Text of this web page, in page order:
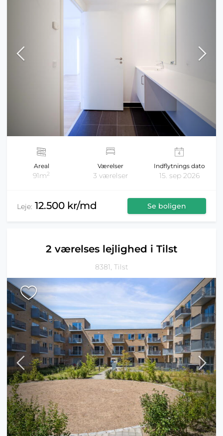
Areal
91m2
Værelser
3 værelser
Indflytnings dato
15. sep 2026
Leje: 12.500 kr/md Se boligen
2 værelses lejlighed i Tilst
8381, Tilst